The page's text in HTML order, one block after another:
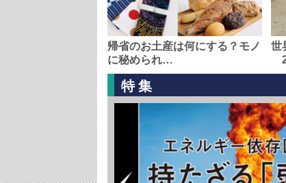
帰省のお土産は何にする？モノ
に秘められ…
世
特集